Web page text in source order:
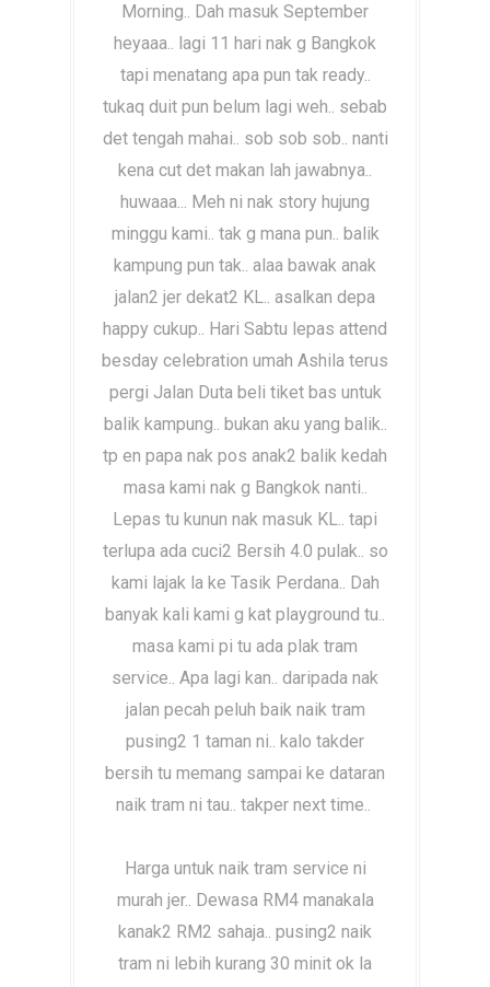
Morning.. Dah masuk September
heyaaa.. lagi 11 hari nak g Bangkok
tapi menatang apa pun tak ready..
tukaq duit pun belum lagi weh.. sebab
det tengah mahai.. sob sob sob.. nanti
kena cut det makan lah jawabnya..
huwaaa... Meh ni nak story hujung
minggu kami.. tak g mana pun.. balik
kampung pun tak.. alaa bawak anak
jalan2 jer dekat2 KL.. asalkan depa
happy cukup.. Hari Sabtu lepas attend
besday celebration umah Ashila terus
pergi Jalan Duta beli tiket bas untuk
balik kampung.. bukan aku yang balik..
tp en papa nak pos anak2 balik kedah
masa kami nak g Bangkok nanti..
Lepas tu kunun nak masuk KL.. tapi
terlupa ada cuci2 Bersih 4.0 pulak.. so
kami lajak la ke Tasik Perdana.. Dah
banyak kali kami g kat playground tu..
masa kami pi tu ada plak tram
service.. Apa lagi kan.. daripada nak
jalan pecah peluh baik naik tram
pusing2 1 taman ni.. kalo takder
bersih tu memang sampai ke dataran
naik tram ni tau.. takper next time..
Harga untuk naik tram service ni
murah jer.. Dewasa RM4 manakala
kanak2 RM2 sahaja.. pusing2 naik
tram ni lebih kurang 30 minit ok la